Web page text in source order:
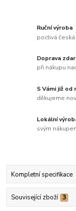
Ruční výroba
poctivá
Doprava
při nákupu
S Vámi již od
děkujeme
Lokální
svým
Kompletní specifikace
Související zboží 3